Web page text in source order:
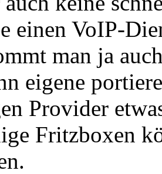
einen VoIP-
man ja
eigene
Provider
Fritzboxen